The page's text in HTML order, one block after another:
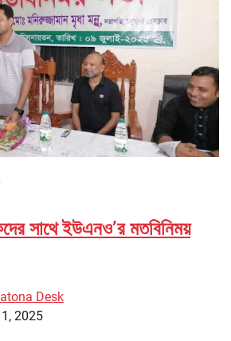
সাথে ইউএনও’র মতবিনিময়
Desk
2025